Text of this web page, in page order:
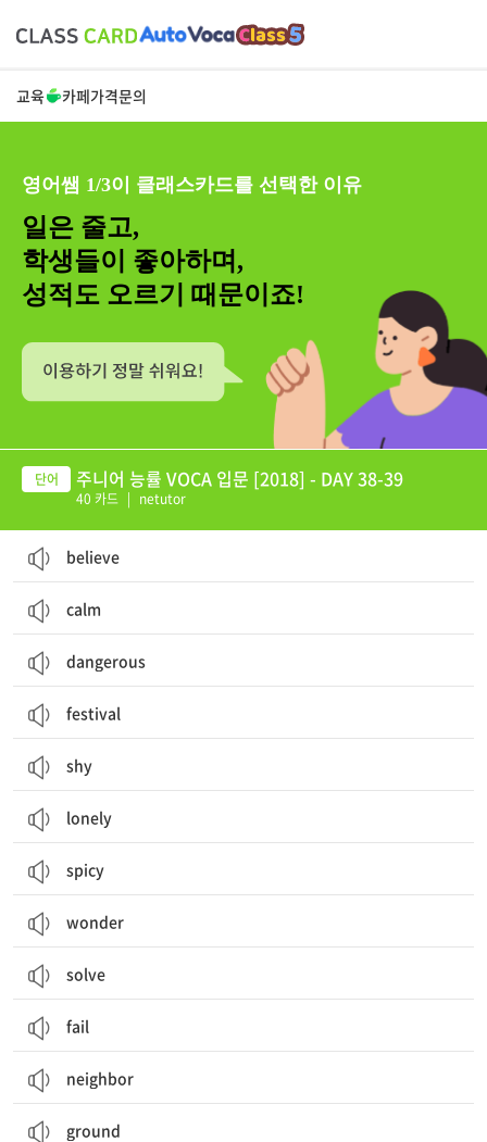
교육 카페가격문의
영어쌤 1/3이 클래스카드를 선택한 이유
일은 줄고,
학생들이 좋아하며,
성적도 오르기 때문이죠!
주니어 능률 VOCA 입문 [2018] - DAY 38-39
40 카드 | netutor
believe
calm
dangerous
festival
shy
lonely
spicy
wonder
solve
fail
neighbor
ground